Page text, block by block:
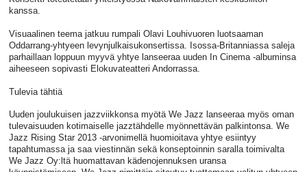
kanssa.
Visuaalinen teema jatkuu rumpali Olavi Louhivuoren luotsaaman
Oddarrang-yhtyeen levynjulkaisukonsertissa. Isossa-Britanniassa saleja
parhaillaan loppuun myyvä yhtye lanseeraa uuden In Cinema -albuminsa
aiheeseen sopivasti Elokuvateatteri Andorrassa.
Tulevia tähtiä
Uuden joulukuisen jazzviikkonsa myötä We Jazz lanseeraa myös oman
tulevaisuuden kotimaiselle jazztähdelle myönnettävän palkintonsa. We
Jazz Rising Star 2013 -arvonimellä huomioitava yhtye esiintyy
tapahtumassa ja saa viestinnän sekä konseptoinnin saralla toimivalta
We Jazz Oy:ltä huomattavan kädenojennuksen uransa